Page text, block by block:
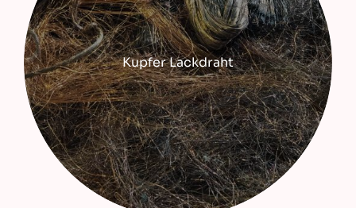
Kupfer Lackdraht